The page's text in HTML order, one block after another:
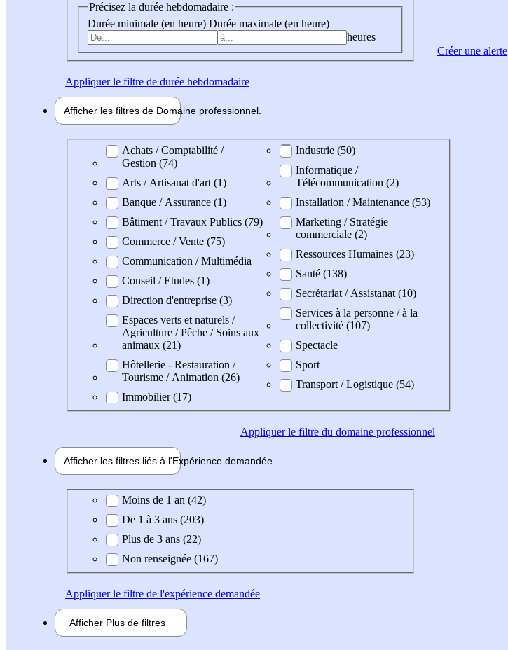
Précisez la durée hebdomadaire :
Durée minimale (en heure) Durée maximale (en heure)
heures
Appliquerle filtre de durée hebdomadaire
Afficher les filtres de Domaine professionnel
Domaine professionel
Achats / Comptabilité /
Gestion (74)
Arts / Artisanat d'art (1)
Banque / Assurance (1)
Bâtiment / Travaux Publics (79)
Commerce / Vente (75)
Communication / Multimédia
Conseil / Etudes (1)
Direction d'entreprise (3)
Espaces verts et naturels /
Agriculture / Pêche / Soins aux
animaux (21)
Hôtellerie - Restauration /
Tourisme / Animation (26)
Immobilier (17)
Industrie (50)
Informatique /
Télécommunication (2)
Installation / Maintenance (53)
Marketing / Stratégie
commerciale (2)
Ressources Humaines (23)
Santé (138)
Secrétariat / Assistanat (10)
Services à la personne / à la
collectivité (107)
Spectacle
Sport
Transport / Logistique (54)
Appliquerle filtre du domaine professionnel
Afficher les filtres liés à l'Expérience demandée
Expérience demandée
Moins de 1 an (42)
De 1 à 3 ans (203)
Plus de 3 ans (22)
Non renseignée (167)
Appliquerle filtre de l'expérience demandée
Afficher Plus de filtres
Créer une alerte